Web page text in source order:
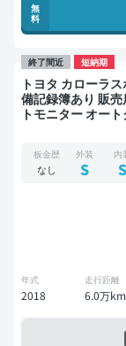
無
料
終了間近 短納期
トヨタ カローラスポー
備記録簿あり 販
トモニター オー
板金歴
なし
外装
S
内
S
年式
2018
走行距離
6.0万km